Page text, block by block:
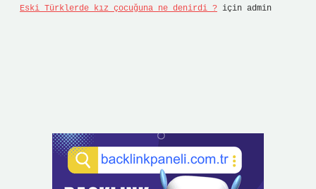
Eski Türklerde kız çocuğuna ne denirdi ? için admin